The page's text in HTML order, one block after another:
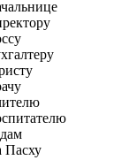
Пасху